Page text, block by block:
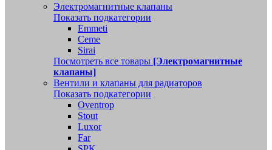
Электромагнитные клапаны
Показать подкатегории
Emmeti
Ceme
Sirai
Посмотреть все товары [Электромагнитные
клапаны]
Вентили и клапаны для радиаторов
Показать подкатегории
Oventrop
Stout
Luxor
Far